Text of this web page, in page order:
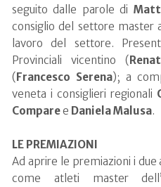
seguito dalle parole di
consiglio del settore master
lavoro del settore.
Provinciali vicentino (
(Francesco Serena); a
veneta i consiglieri regionali
Comparee Daniela Malusa.
LE PREMIAZIONI
Ad aprire le premiazioni i
come atleti master